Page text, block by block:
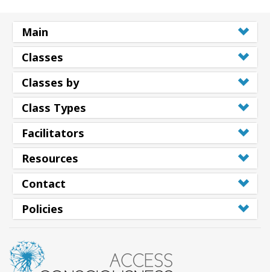
Main
Classes
Classes by
Class Types
Facilitators
Resources
Contact
Policies